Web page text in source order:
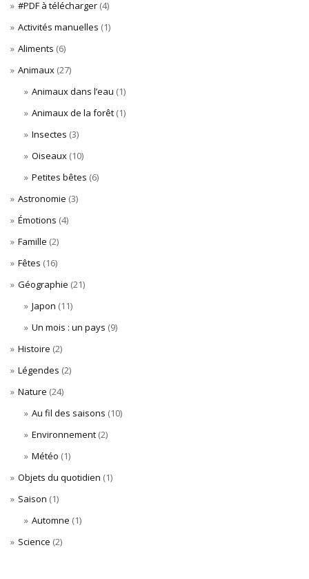
#PDF à télécharger (4)
Activités manuelles (1)
Aliments (6)
Animaux (27)
Animaux dans l’eau (1)
Animaux de la forêt(1)
Insectes (3)
Oiseaux(10)
Petites bêtes (6)
Astronomie (3)
Émotions (4)
Famille (2)
Fêtes (16)
Géographie (21)
Japon (11)
Un mois : un pays (9)
Histoire (2)
Légendes (2)
Nature (24)
Au fil des saisons (10)
Environnement(2)
Météo (1)
Objets du quotidien (1)
Saison (1)
Automne (1)
Science (2)